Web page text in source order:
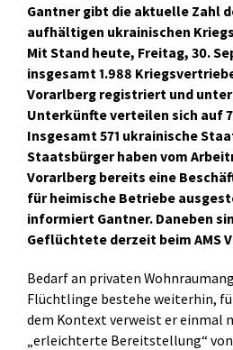
Gantner gibt die aktuelle Zahl
aufhältigen ukrainischen
Mit Stand heute, Freitag, 30.
insgesamt 1.988
Vorarlberg registriert und
Unterkünfte verteilen sich auf
Insgesamt 571 ukrainische
Staatsbürger haben vom
Vorarlberg bereits eine
für heimische Betriebe
informiert Gantner. Daneben
Geflüchtete derzeit beim AMS
Bedarf an privaten
Flüchtlinge bestehe weiterhin,
dem Kontext verweist er einmal
„erleichterte Bereitstellung“